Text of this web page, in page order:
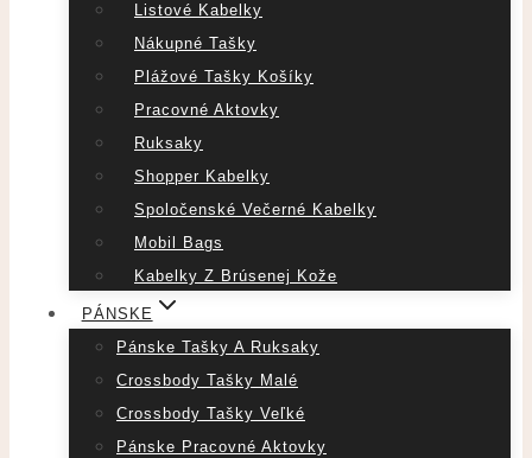
Listové Kabelky
Nákupné Tašky
Plážové Tašky Košíky
Pracovné Aktovky
Ruksaky
Shopper Kabelky
Spoločenské Večerné Kabelky
Mobil Bags
Kabelky Z Brúsenej Kože
PÁNSKE
Pánske Tašky A Ruksaky
Crossbody Tašky Malé
Crossbody Tašky Veľké
Pánske Pracovné Aktovky